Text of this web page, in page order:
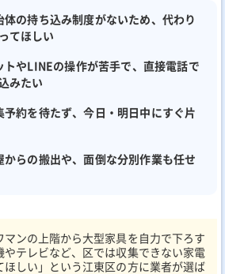
体の持ち込み制度がないため、代わり
てほしい
トやLINEの操作が苦手で、直接電話で
みたい
予約を待たず、今日・明日中にすぐ片
からの搬出や、面倒な分別作業も任せ
マンの上階から大型家具を自力で下ろす
テレビなど、区では収集できない家電
しい」という江東区の方に業者が選ば